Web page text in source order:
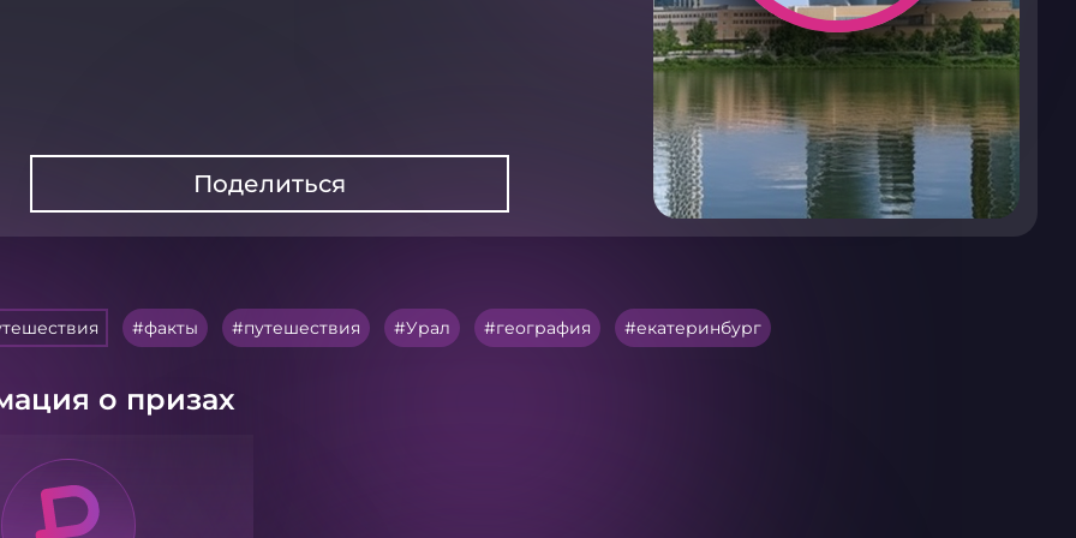
Поделиться
факты путешествия Урал география екатеринбург
о призах